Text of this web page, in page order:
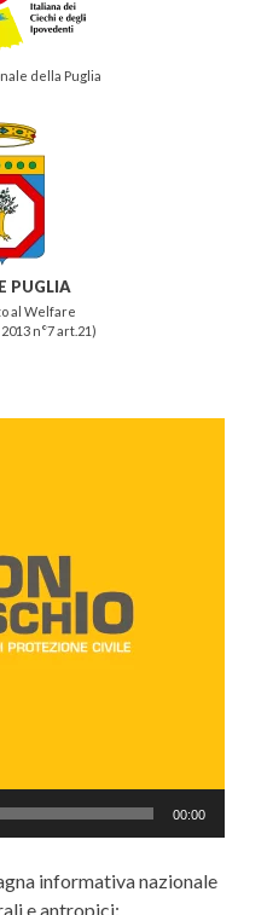
della Puglia
PUGLIA
al Welfare
n°7 art.21)
00:00
informativa nazionale
e antropici: